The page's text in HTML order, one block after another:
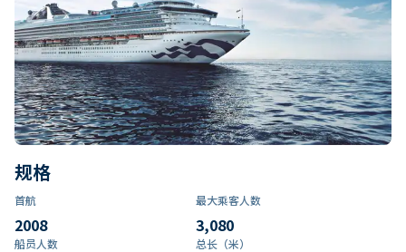
规格
首航
2008
最大乘客人数
3,080
船员人数 总长（米）